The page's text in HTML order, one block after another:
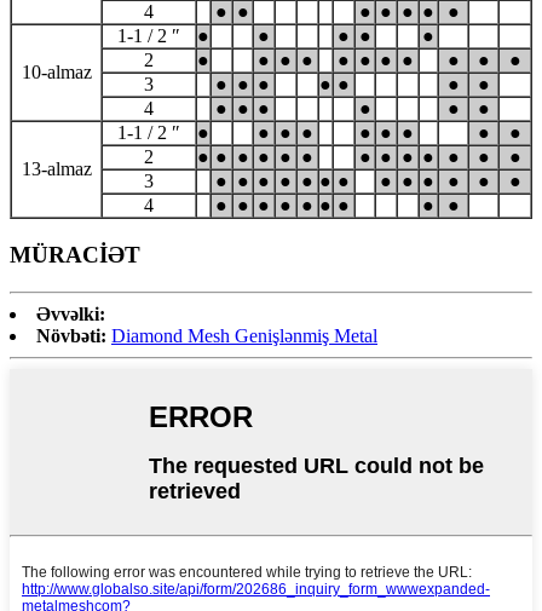
4
● ● ● ● ● ● ●
10-almaz
1-1 / 2 ″ ● ● ● ●
●
2
● ● ● ● ● ● ● ● ● ●
●
3
● ● ● ● ● ●
●
4
● ● ● ● ● ●
13-almaz
1-1 / 2 ″ ● ● ● ● ● ● ● ●
●
2
● ● ● ● ● ● ● ● ● ● ● ●
●
3
● ● ● ● ● ● ● ● ● ● ● ●
●
4
● ● ● ● ● ● ● ● ●
MÜRACİƏT
Əvvəlki:
Növbəti: Diamond Mesh Genişlənmiş Metal